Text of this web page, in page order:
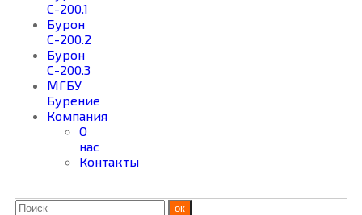
С-200.1
Бурон
С-200.2
Бурон
С-200.3
МГБУ
Бурение
Компания
О
нас
Контакты
ок